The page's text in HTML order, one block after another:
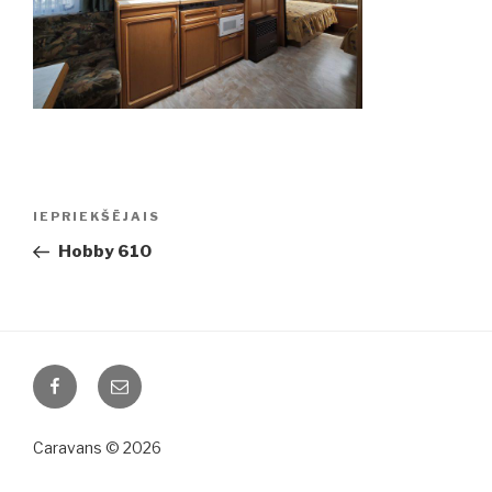
Ziņu
Iepriekšējā
ziņa:
IEPRIEKŠĒJAIS
Hobby 610
FacebookEmail
Caravans © 2026